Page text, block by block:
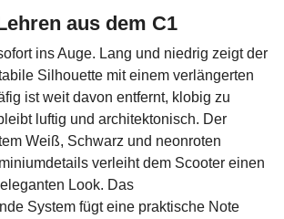
aus dem C1
ins Auge. Lang und niedrig zeigt der
Silhouette mit einem verlängerten
ist weit davon entfernt, klobig zu
luftig und architektonisch. Der
Weiß, Schwarz und neonroten
verleiht dem Scooter einen
Look. Das
System fügt eine praktische Note